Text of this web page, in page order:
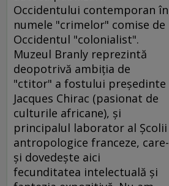
Occidentului contemporan în
numele "crimelor" comise de
Occidentul "colonialist".
Muzeul Branly reprezintă
deopotrivă ambiţia de
"ctitor" a fostului preşedinte
Jacques Chirac (pasionat de
culturile africane), şi
principalul laborator al Şcolii
antropologice franceze, care-
şi dovedeşte aici
fecunditatea intelectuală şi